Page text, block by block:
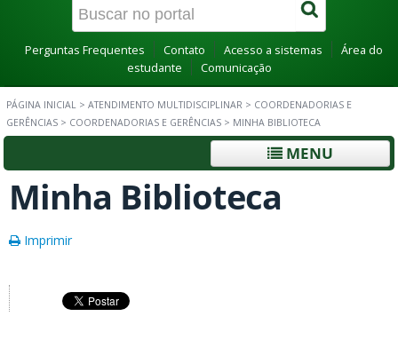
Perguntas Frequentes Contato Acesso a sistemas
Área do
estudante
Comunicação
PÁGINA INICIAL > ATENDIMENTO MULTIDISCIPLINAR > COORDENADORIAS E
GERÊNCIAS > COORDENADORIAS E GERÊNCIAS > MINHA BIBLIOTECA
MENU
Minha Biblioteca
Imprimir